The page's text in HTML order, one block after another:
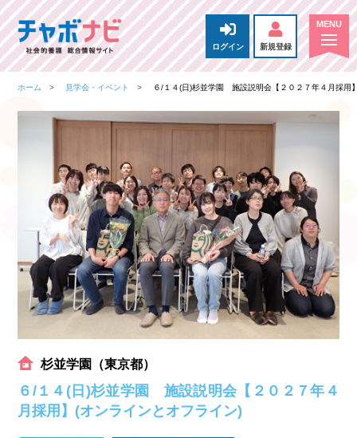
ログイン 新規登録
ホーム 見学会・イベント ６/１４(日)杉並学園 施設説明会【２０２７年４月採用
杉並学園（東京都）
６/１４(日)杉並学園 施設説明会【２０２７年４
月採用】(オンラインとオフライン)